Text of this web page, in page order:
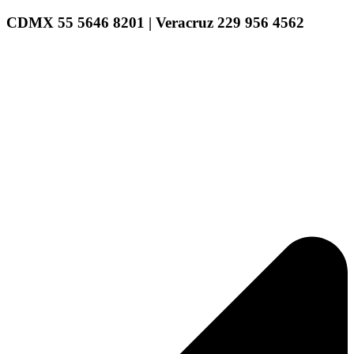
CDMX 55 5646 8201 | Veracruz 229 956 4562